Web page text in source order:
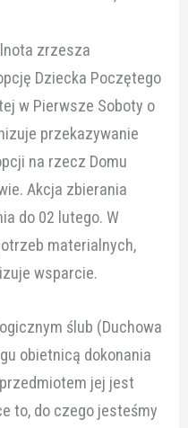
zrzesza
Dziecka Poczętego
w Pierwsze Soboty o
przekazywanie
na rzecz Domu
Akcja zbierania
do 02 lutego. W
materialnych,
wsparcie.
ślub (Duchowa
obietnicą dokonania
jej jest
to, do czego jesteśmy